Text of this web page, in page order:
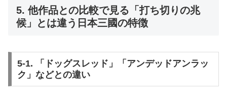
5. 他作品との比較で見る「打ち切りの兆
候」とは違う日本三國の特徴
5-1. 「ドッグスレッド」「アンデッドアンラッ
ク」などとの違い